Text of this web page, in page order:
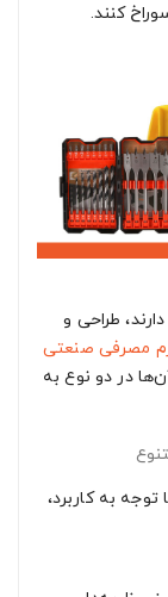
کنند.
طراحی و
مصرفی صنعتی
در دو نوع به
به کاربرد،